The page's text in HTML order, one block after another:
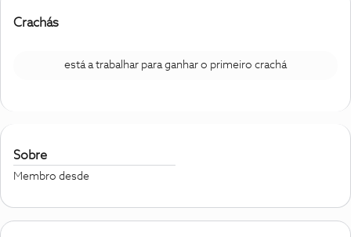
Crachás
está a trabalhar para ganhar o primeiro crachá
Sobre
Membro desde